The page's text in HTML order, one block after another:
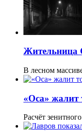
Жительница
В лесном
«Оса» жалит
Расчёт